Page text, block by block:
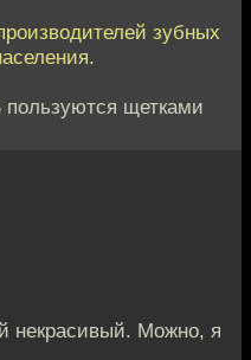
зубных
щетками
некрасивый. Можно, я